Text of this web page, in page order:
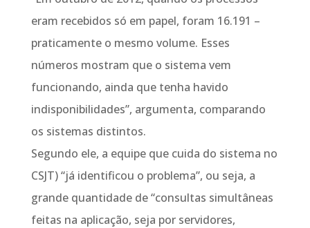
eram recebidos só em papel, foram 16.191 –
praticamente o mesmo volume. Esses
números mostram que o sistema vem
funcionando, ainda que tenha havido
indisponibilidades”, argumenta, comparando
os sistemas distintos.
Segundo ele, a equipe que cuida do sistema no
CSJT) “já identificou o problema”, ou seja, a
grande quantidade de “consultas simultâneas
feitas na aplicação, seja por servidores,